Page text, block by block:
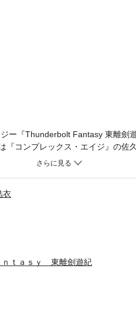
ー『Thunderbolt Fantasy 東離劍
『コンプレックス・エイジ』の佐
ナル要素満載です!!
衣
ｔａｓｙ 東離劍遊紀